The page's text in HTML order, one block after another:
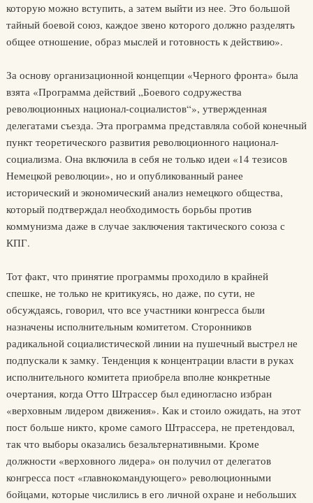
которую можно вступить, а затем выйти из нее. Это большой
тайный боевой союз, каждое звено которого должно разделять
общее отношение, образ мыслей и готовность к действию».
За основу организационной концепции «Черного фронта» была
взята «Программа действий „Боевого содружества
революционных национал-социалистов“», утвержденная
делегатами съезда. Эта программа представляла собой конечный
пункт теоретического развития революционного национал-
социализма. Она включила в себя не только идеи «14 тезисов
Немецкой революции», но и опубликованный ранее
исторический и экономический анализ немецкого общества,
который подтверждал необходимость борьбы против
коммунизма даже в случае заключения тактического союза с
КПГ.
Тот факт, что принятие программы проходило в крайней
спешке, не только не критикуясь, но даже, по сути, не
обсуждаясь, говорил, что все участники конгресса были
назначены исполнительным комитетом. Сторонников
радикальной социалистической линии на пушечный выстрел не
подпускали к замку. Тенденция к концентрации власти в руках
исполнительного комитета приобрела вполне конкретные
очертания, когда Отто Штрассер был единогласно избран
«верховным лидером движения». Как и стоило ожидать, на этот
пост больше никто, кроме самого Штрассера, не претендовал,
так что выборы оказались безальтернативными. Кроме
должности «верховного лидера» он получил от делегатов
конгресса пост «главнокомандующего» революционными
бойцами, которые числились в его личной охране и небольших